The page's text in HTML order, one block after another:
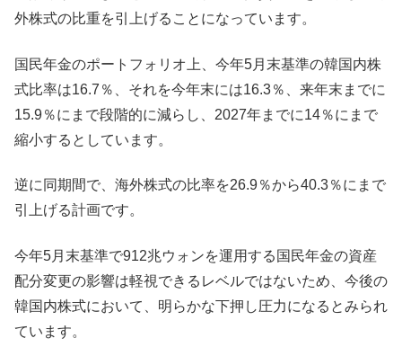
外株式の比重を引上げることになっています。
国民年金のポートフォリオ上、今年5月末基準の韓国内株
式比率は16.7％、それを今年末には16.3％、来年末までに
15.9％にまで段階的に減らし、2027年までに14％にまで
縮小するとしています。
逆に同期間で、海外株式の比率を26.9％から40.3％にまで
引上げる計画です。
今年5月末基準で912兆ウォンを運用する国民年金の資産
配分変更の影響は軽視できるレベルではないため、今後の
韓国内株式において、明らかな下押し圧力になるとみられ
ています。